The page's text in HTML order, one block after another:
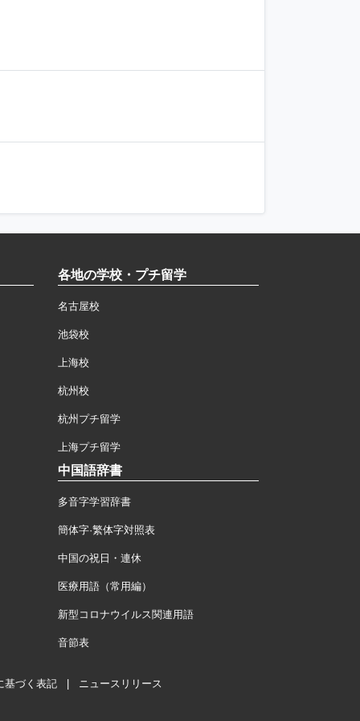
各地の学校・プチ留学
名古屋校
池袋校
上海校
杭州校
杭州プチ留学
上海プチ留学
中国語辞書
多音字学習辞書
簡体字·繁体字対照表
中国の祝日・連休
医療用語（常用編）
新型コロナウイルス関連用語
音節表
基づく表記 ニュースリリース